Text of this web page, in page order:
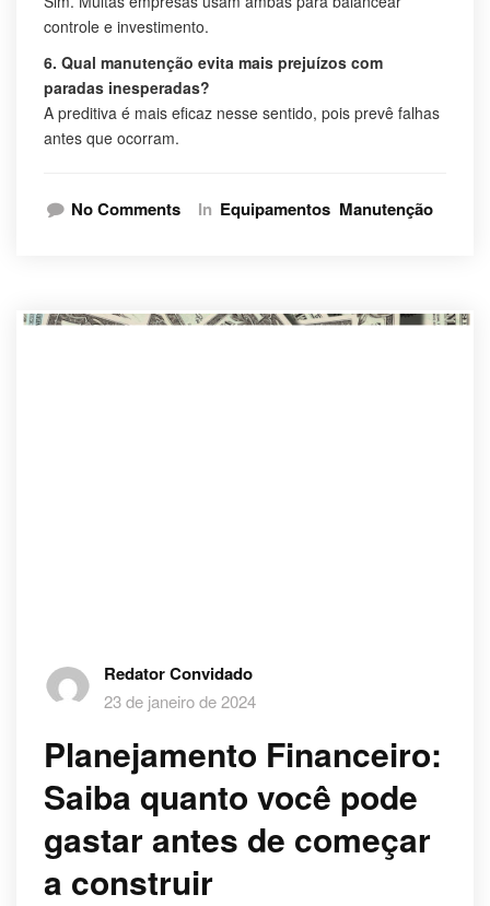
controle e investimento.
6. Qual manutenção evita mais prejuízos com
paradas inesperadas?
A preditiva é mais eficaz nesse sentido, pois prevê falhas
antes que ocorram.
No Comments In Equipamentos Manutenção
Redator Convidado
23 de janeiro de 2024
Planejamento Financeiro:
Saiba quanto você pode
gastar antes de começar
a construir